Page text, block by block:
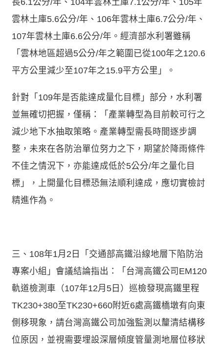
雲林土庫5.6公分/年、106年雲林土庫6.7公分/年、
107年雲林土庫6.6公分/年。經濟部水利署雖稱
「雲林地區超過5公分/年之範圍已從100年之120.6
平方公里減少至107年之15.9平方公里」。
針對「109年是否能達成量化目標」部分，水利署
並無確切把握，僅稱：「產業轉型為目前較可行之
減少地下水抽取策略。產業轉型需長時間逐步調
整，未來在各防治單位努力之下，期望於降雨條件
不佳之情況下，亦能達成低於5公分/年之量化目
標」，上開量化目標恐無法順利達成，應切實檢討
精進作為。
三、108年1月2日「交通部高鐵沿線地層下陷防治
專案小組」會議結論指出：「台灣高鐵公司EM120
軌道檢測車（107年12月5日）巡檢發現高鐵里程
TK230+380至TK230+660附近6處高鐵橋墩有向東
側移現象，請台灣高鐵公司加強監測以釐清結構移
位原因，並視需要埋設深層傾度管量測地層位移狀